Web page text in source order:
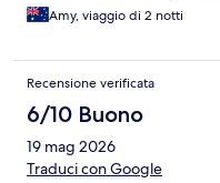
Amy, viaggio di 2 notti
Recensione verificata
6/10 Buono
19 mag 2026
Traduci con Google